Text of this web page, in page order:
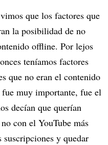
que los factores que
la posibilidad de no
offline. Por lejos
teníamos factores
que no eran el contenido
muy importante, fue el
decían que querían
con el YouTube más
suscripciones y quedar